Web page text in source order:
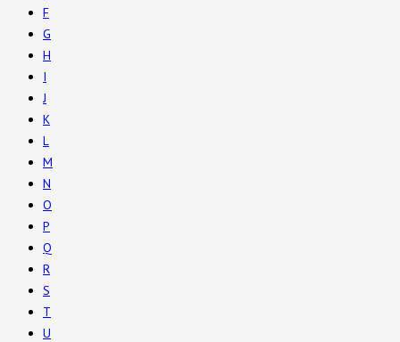
F
G
H
I
J
K
L
M
N
O
P
Q
R
S
T
U